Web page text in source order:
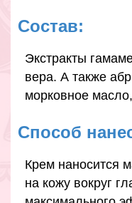
Состав:
Экстракты
вера. А также
морковное
Способ
Крем наносится
на кожу вокруг